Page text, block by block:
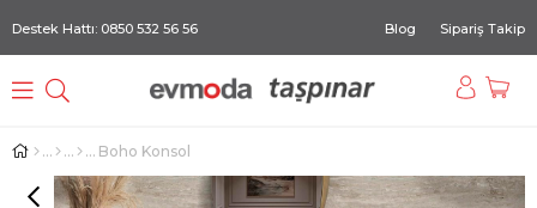
Destek Hattı: 0850 532 56 56 Blog Sipariş Takip
Boho Konsol